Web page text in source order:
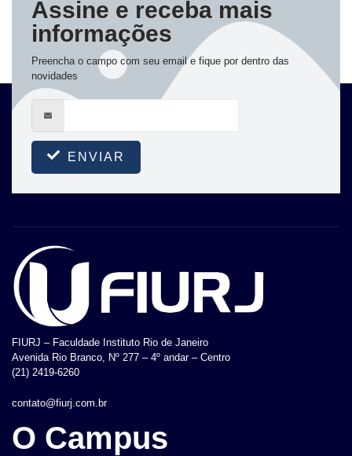
Assine e receba mais
informações
Preencha o campo com seu email e fique por dentro das
novidades
ENVIAR
FIURJ – Faculdade Instituto Rio de Janeiro
Avenida Rio Branco, Nº 277 – 4º andar – Centro
(21) 2419-6260
contato@fiurj.com.br
O Campus